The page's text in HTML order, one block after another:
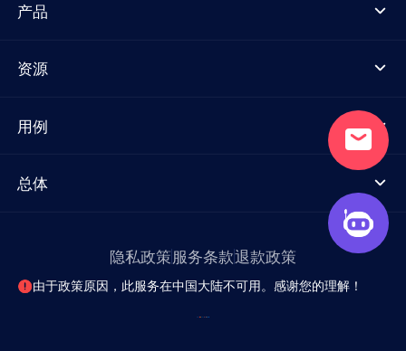
产品
资源
用例
总体
隐私政策服务条款退款政策
由于政策原因，此服务在中国大陆不可用。感谢您的理解！